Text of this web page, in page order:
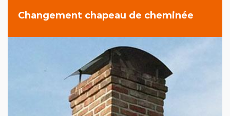
Changement chapeau de cheminée